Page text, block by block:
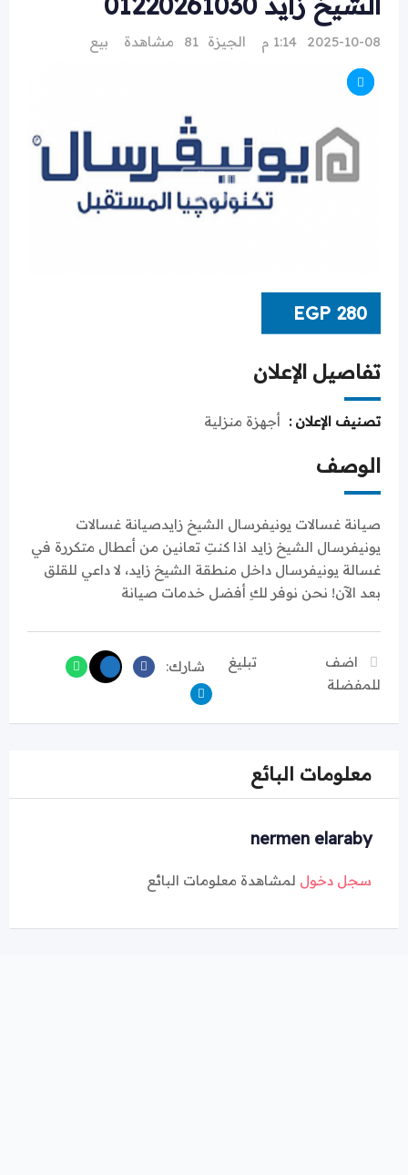
2025-10-08 1:14 م الجيزة 81 مشاهدة بيع
EGP 280
تفاصيل الإعلان
تصنيف الإعلان : أجهزة منزلية
الوصف
صيانة غسالات يونيفرسال الشيخ زايدصيانة غسالات
يونيفرسال الشيخ زايد اذا كنتِ تعانين من أعطال متكررة في
غسالة يونيفرسال داخل منطقة الشيخ زايد، لا داعي للقلق
بعد الآن! نحن نوفر لكِ أفضل خدمات صيانة
اضف
للمفضلة
تبليغ شارك:
معلومات البائع
nermen elaraby
سجل دخول لمشاهدة معلومات البائع